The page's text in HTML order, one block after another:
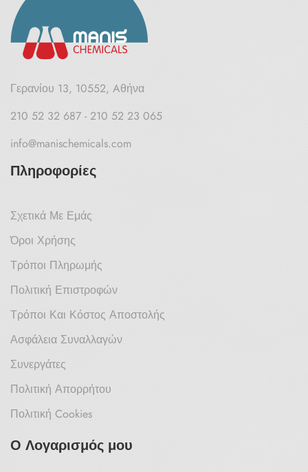
Γερανίου 13, 10552, Aθήνα
210 52 32 687 - 210 52 23 065
info@manischemicals.com
Πληροφορίες
Σχετικά Με Εμάς
Όροι Χρήσης
Τρόποι Πληρωμής
Πολιτική Επιστροφών
Τρόποι Και Κόστος Αποστολής
Ασφάλεια Συναλλαγών
Συνεργάτες
Πολιτική Απορρήτου
Πολιτική Cookies
Ο Λογαρισμός μου